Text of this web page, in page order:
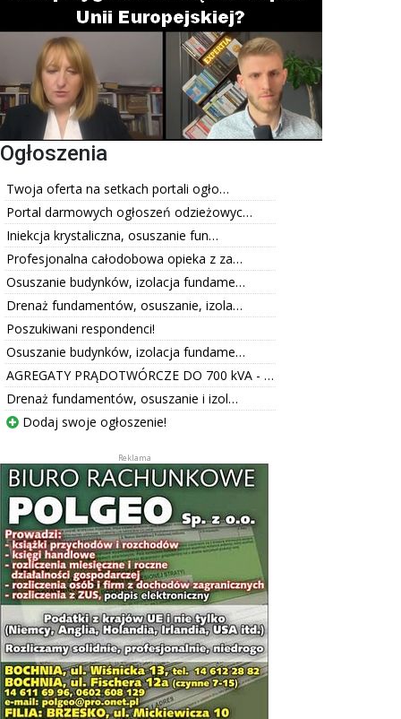
Ogłoszenia
Twoja oferta na setkach portali ogło…
Portal darmowych ogłoszeń odzieżowyc…
Iniekcja krystaliczna, osuszanie fun…
Profesjonalna całodobowa opieka z za…
Osuszanie budynków, izolacja fundame…
Drenaż fundamentów, osuszanie, izola…
Poszukiwani respondenci!
Osuszanie budynków, izolacja fundame…
AGREGATY PRĄDOTWÓRCZE DO 700 kVA - …
Drenaż fundamentów, osuszanie i izol…
Dodaj swoje ogłoszenie!